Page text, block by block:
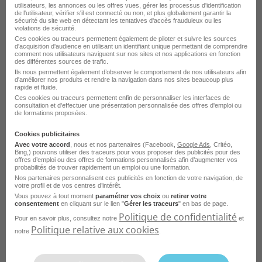
Voir plus
Emploi Directeur des achats Nantes
Emploi Directeur des achats Orléans
Emploi Directeur des achats Ajaccio
Emploi Directeur des achats Cergy
Emploi Directeur des achats Châtillon
Voir toutes les offres Directeur des achats par
ville
Parcourez les offres d'emploi par
métier dansle domaine Achat
Emploi Acheteur
Emploi Assistant achat
utilisateurs, les annonces ou les offres vues, gérer les processus d'identification
de l'utilisateur, vérifier s'il est connecté ou non, et plus globalement garantir la
sécurité du site web en détectant les tentatives d'accès frauduleux ou les
violations de sécurité.
Ces cookies ou traceurs permettent également de piloter et suivre les sources
d'acquisition d'audience en utilisant un identifiant unique permettant de comprendre
comment nos utilisateurs naviguent sur nos sites et nos applications en fonction
des différentes sources de trafic.
Ils nous permettent également d’observer le comportement de nos utilisateurs afin
d'améliorer nos produits et rendre la navigation dans nos sites beaucoup plus
rapide et fluide.
Ces cookies ou traceurs permettent enfin de personnaliser les interfaces de
consultation et d'effectuer une présentation personnalisée des offres d'emploi ou
de formations proposées.
Cookies publicitaires
Avec votre accord , nous et nos partenaires (Facebook, Google Ads , Critéo,
Bing,) pouvons utiliser des traceurs pour vous proposer des publicités pour des
offres d’emploi ou des offres de formations personnalisés afin d’augmenter vos
probabilités de trouver rapidement un emploi ou une formation.
Nos partenaires personnalisent ces publicités en fonction de votre navigation, de
votre profil et de vos centres d’intérêt.
Vous pouvez à tout moment paramétrer vos choix ou retirer votre
consentement en cliquant sur le lien "Gérer les traceurs" en bas de page.
Pour en savoir plus, consultez notre Politique de confidentialité et
notre Politique relative aux cookies